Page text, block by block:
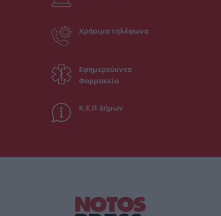
Χρήσιμα τηλέφωνα
Εφημερεύοντα
Φαρμακεία
Κ.Ε.Π Δήμων